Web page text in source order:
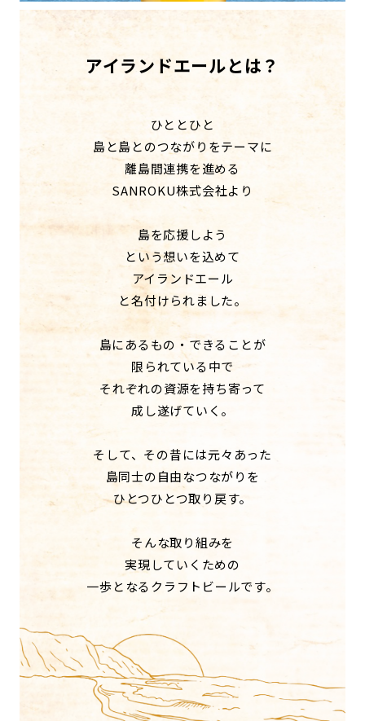
アイランドエールとは？
ひととひと
島と島とのつながりをテーマに
離島間連携を進める
SANROKU株式会社より
島を応援しよう
という想いを込めて
アイランドエール
と名付けられました。
島にあるもの・できることが
限られている中で
それぞれの資源を持ち寄って
成し遂げていく。
そして、その昔には元々あった
島同士の自由なつながりを
ひとつひとつ取り戻す。
そんな取り組みを
実現していくための
一歩となるクラフトビールです。